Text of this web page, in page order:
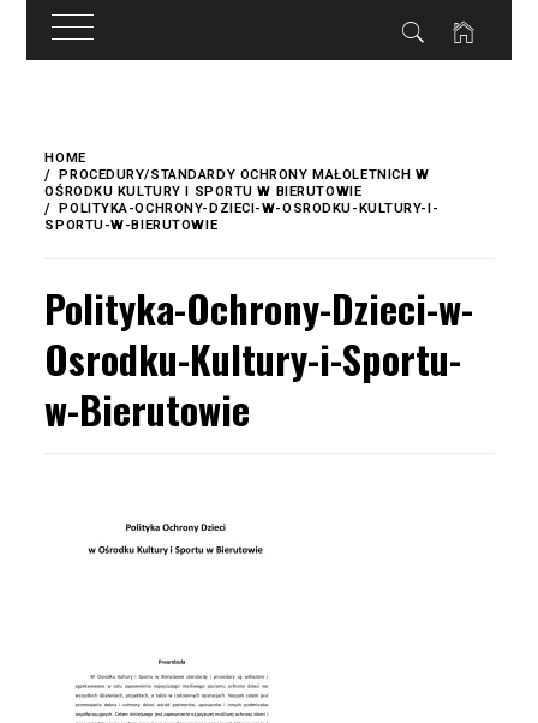
treści
content
HOME
PROCEDURY/STANDARDY OCHRONY MAŁOLETNICH W
OŚRODKU KULTURY I SPORTU W BIERUTOWIE
POLITYKA-OCHRONY-DZIECI-W-OSRODKU-KULTURY-I-
SPORTU-W-BIERUTOWIE
Polityka-Ochrony-Dzieci-w-
Osrodku-Kultury-i-Sportu-
w-Bierutowie